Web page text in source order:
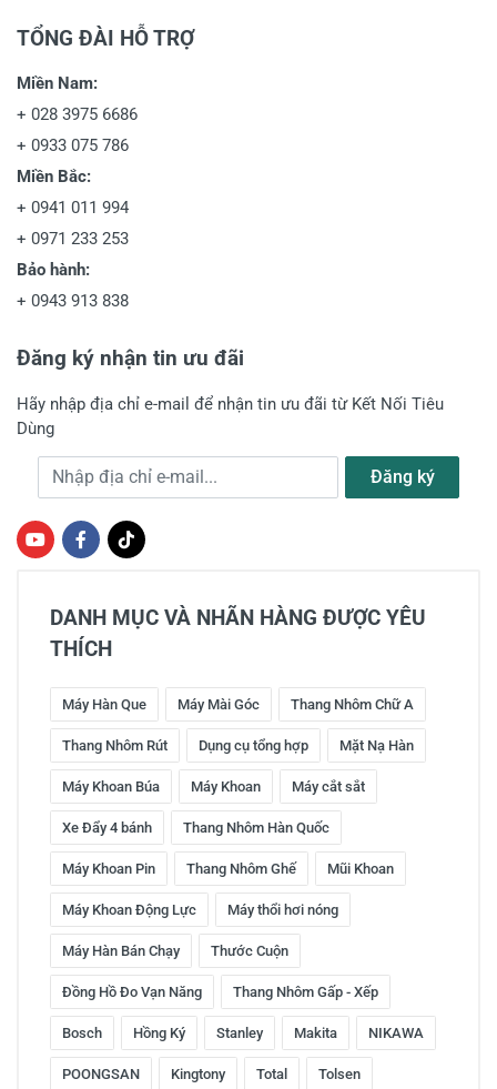
TỔNG ĐÀI HỖ TRỢ
Miền Nam:
+ 028 3975 6686
+ 0933 075 786
Miền Bắc:
+ 0941 011 994
+ 0971 233 253
Bảo hành:
+ 0943 913 838
Đăng ký nhận tin ưu đãi
Hãy nhập địa chỉ e-mail để nhận tin ưu đãi từ Kết Nối Tiêu
Dùng
Địa chỉ e-mail Đăng ký
DANH MỤC VÀ NHÃN HÀNG ĐƯỢC YÊU
THÍCH
Máy Hàn Que Máy Mài Góc Thang Nhôm Chữ A
Thang Nhôm Rút Dụng cụ tổng hợp Mặt Nạ Hàn
Máy Khoan Búa Máy Khoan Máy cắt sắt
Xe Đẩy 4 bánh Thang Nhôm Hàn Quốc
Máy Khoan Pin Thang Nhôm Ghế Mũi Khoan
Máy Khoan Động Lực Máy thổi hơi nóng
Máy Hàn Bán Chạy Thước Cuộn
Đồng Hồ Đo Vạn Năng Thang Nhôm Gấp - Xếp
Bosch Hồng Ký Stanley Makita NIKAWA
POONGSAN Kingtony Total Tolsen